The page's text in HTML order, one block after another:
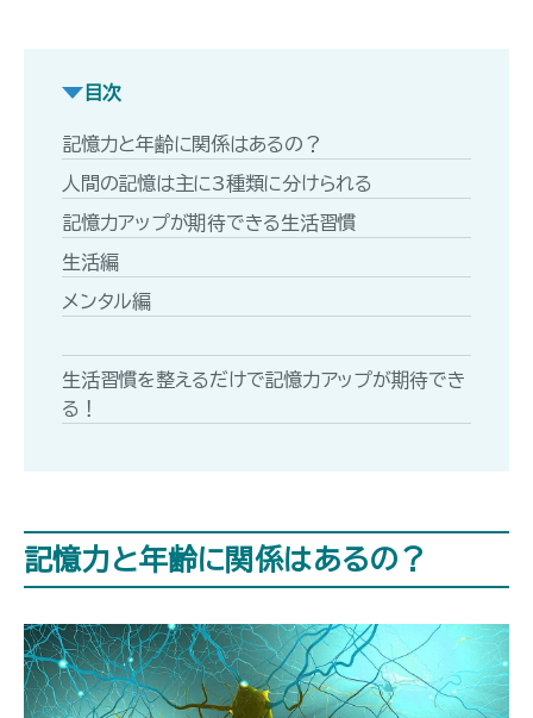
目次
記憶力と年齢に関係はあるの？
人間の記憶は主に3種類に分けられる
記憶力アップが期待できる生活習慣
生活編
メンタル編
生活習慣を整えるだけで記憶力アップが期待でき
る！
記憶力と年齢に関係はあるの？